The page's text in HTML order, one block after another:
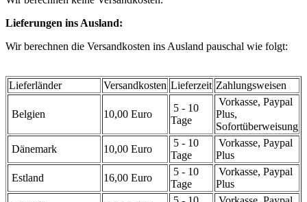
Lieferungen ins Ausland:
Wir berechnen die Versandkosten ins Ausland pauschal wie folgt:
Lieferländer Versandkosten Lieferzeit Zahlungsweisen
Belgien 10,00 Euro
5 - 10
Tage
Vorkasse, Paypal
Plus,
Sofortüberweisung
Dänemark
10,00 Euro
5 - 10
Tage
Vorkasse, Paypal
Plus
Estland
16,00 Euro
5 - 10
Tage
Vorkasse, Paypal
Plus